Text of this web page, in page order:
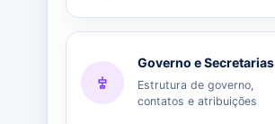
Governo e Secretarias
Estrutura de governo,
contatos e atribuições